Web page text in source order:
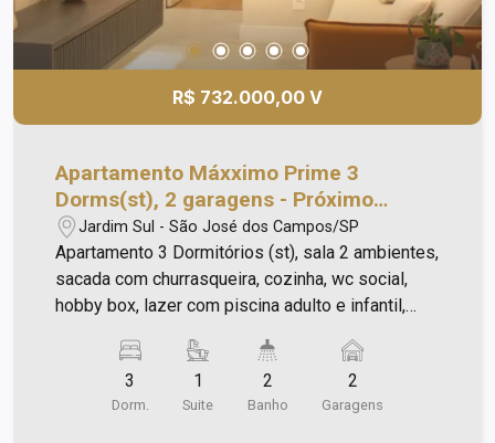
pista de skate; - Car Wash; - Lavanderia; - Mini
Mercado; - Estacionamento para visitante.
Agende já sua visita!
R$ 732.000,00 V
Apartamento Máxximo Prime 3
Dorms(st), 2 garagens - Próximo
Shopping Oriente
Jardim Sul - São José dos Campos/SP
Apartamento 3 Dormitórios (st), sala 2 ambientes,
sacada com churrasqueira, cozinha, wc social,
hobby box, lazer com piscina adulto e infantil,
para os convidados, salão de festas, salão de
jogos, ginástica, quadra coberta, play ground,
espaço pet, estúdio de pod cast, hobby box, mini
3
Dorm.
1
Suite
2
Banho
2
Garagens